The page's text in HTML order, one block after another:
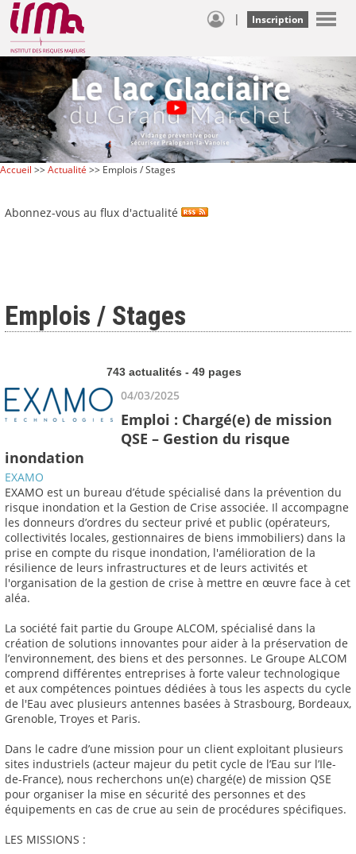
| Inscription
Accueil >>Actualité >> Emplois / Stages
Abonnez-vous au flux d'actualité
Emplois / Stages
743 actualités - 49 pages
04/03/2025
Emploi : Chargé(e) de mission
QSE – Gestion du risque
inondation
EXAMO
EXAMO est un bureau d’étude spécialisé dans la prévention du
risque inondation et la Gestion de Crise associée. Il accompagne
les donneurs d’ordres du secteur privé et public (opérateurs,
collectivités locales, gestionnaires de biens immobiliers) dans la
prise en compte du risque inondation, l'amélioration de la
résilience de leurs infrastructures et de leurs activités et
l'organisation de la gestion de crise à mettre en œuvre face à cet
aléa.
La société fait partie du Groupe ALCOM, spécialisé dans la
création de solutions innovantes pour aider à la préservation de
l’environnement, des biens et des personnes. Le Groupe ALCOM
comprend différentes entreprises à forte valeur technologique
et aux compétences pointues dédiées à tous les aspects du cycle
de l'Eau avec plusieurs antennes basées à Strasbourg, Bordeaux,
Grenoble, Troyes et Paris.
Dans le cadre d’une mission pour un client exploitant plusieurs
sites industriels (acteur majeur du petit cycle de l’Eau sur l’Ile-
de-France), nous recherchons un(e) chargé(e) de mission QSE
pour organiser la mise en sécurité des personnes et des
équipements en cas de crue au sein de procédures spécifiques.
LES MISSIONS :